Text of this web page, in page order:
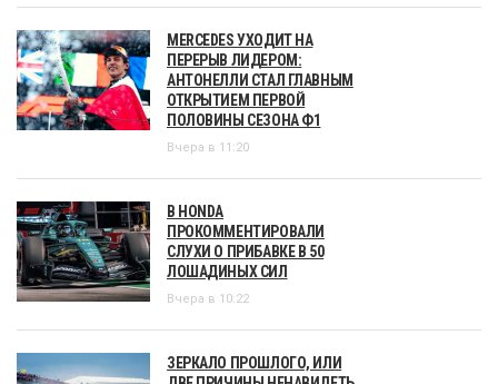
MERCEDES УХОДИТ НА
ПЕРЕРЫВ ЛИДЕРОМ:
АНТОНЕЛЛИ СТАЛ ГЛАВНЫМ
ОТКРЫТИЕМ ПЕРВОЙ
ПОЛОВИНЫ СЕЗОНА Ф1
Вчера в 11:20
В HONDA
ПРОКОММЕНТИРОВАЛИ
СЛУХИ О ПРИБАВКЕ В 50
ЛОШАДИНЫХ СИЛ
Вчера в 10:22
ЗЕРКАЛО ПРОШЛОГО, ИЛИ